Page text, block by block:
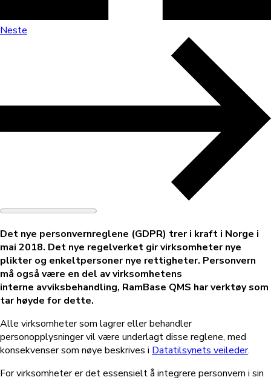
Neste
Det nye personvernreglene (GDPR) trer i kraft i Norge i
mai 2018. Det nye regelverket gir virksomheter nye
plikter og enkeltpersoner nye rettigheter. Personvern
må også være en del av virksomhetens
interne avviksbehandling, RamBase QMS har verktøy som
tar høyde for dette.
Alle virksomheter som lagrer eller behandler
personopplysninger vil være underlagt disse reglene, med
konsekvenser som nøye beskrives i Datatilsynets veileder.
For virksomheter er det essensielt å integrere personvern i sin